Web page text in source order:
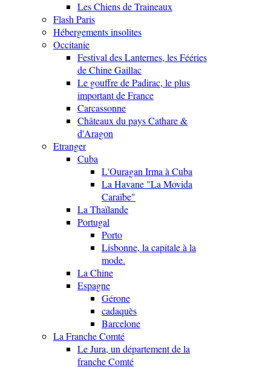
Les Chiens de Traineaux
Flash Paris
Hébergements insolites
Occitanie
Festival des Lanternes, les Fééries
de Chine Gaillac
Le gouffre de Padirac, le plus
important de France
Carcassonne
Châteaux du pays Cathare &
d'Aragon
Etranger
Cuba
L'Ouragan Irma à Cuba
La Havane "La Movida
Caraïbe"
La Thaïlande
Portugal
Porto
Lisbonne, la capitale à la
mode.
La Chine
Espagne
Gérone
cadaquès
Barcelone
La Franche Comté
Le Jura, un département de la
franche Comté